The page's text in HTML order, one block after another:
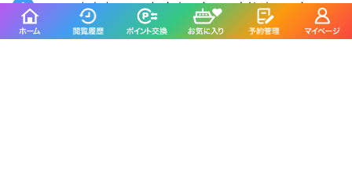
はい、大丈夫です！初心者の方、ご家族連れの方な
ど、釣りや船に慣れない方にもしっかりとレクチャー